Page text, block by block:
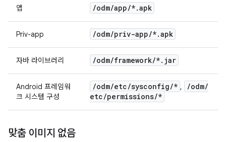
앱 /odm/app/*.apk
Priv-app /odm/priv-app/*.apk
자바 라이브러리 /odm/framework/*. jar
Android 프레임워
크 시스템 구성
/odm/etc/sysconfig/* , /odm/
etc/permissions/*
맞춤 이미지 없음